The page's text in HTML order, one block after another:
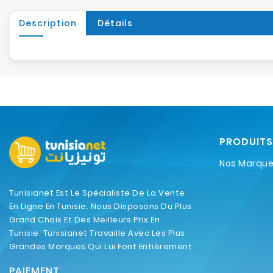
Description Détails
Tunisianet Est Le Spécialiste De La Vente
En Ligne En Tunisie. Nous Disposons Du Plus
Grand Choix Et Des Meilleurs Prix En
Tunisie. Tunisianet Travaille Avec Les Plus
Grandes Marques Qui Lui Font Entièrement
PRODUITS
Nos